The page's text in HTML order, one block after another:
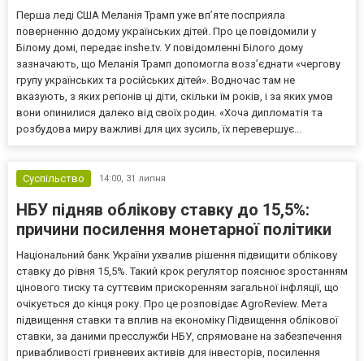
Перша леді США Меланія Трамп уже впʼяте посприяла
поверненню додому українських дітей. Про це повідомили у
Білому домі, передає inshe.tv. У повідомленні Білого дому
зазначають, що Меланія Трамп допомогла возз’єднати «чергову
групу українських та російських дітей». Водночас там не
вказують, з яких регіонів ці діти, скільки їм років, і за яких умов
вони опинилися далеко від своїх родин. «Хоча дипломатія та
розбудова миру важливі для цих зусиль, їх перевершує...
Суспільство 14:00, 31 липня
НБУ підняв облікову ставку до 15,5%:
причини посилення монетарної політики
Національний банк України ухвалив рішення підвищити облікову
ставку до рівня 15,5%. Такий крок регулятор пояснює зростанням
цінового тиску та суттєвим прискоренням загальної інфляції, що
очікується до кінця року. Про це розповідає AgroReview. Мета
підвищення ставки та вплив на економіку Підвищення облікової
ставки, за даними пресслужби НБУ, спрямоване на забезпечення
привабливості гривневих активів для інвесторів, посилення